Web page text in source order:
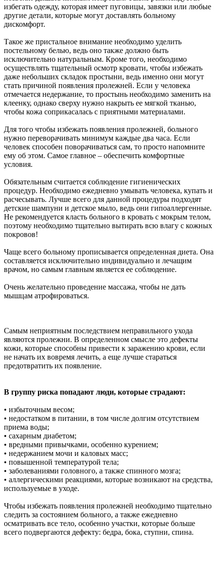
избегать одежду, которая имеет пуговицы, завязки или любые
другие детали, которые могут доставлять больному
дискомфорт.
Такое же пристальное внимание необходимо уделить
постельному белью, ведь оно также должно быть
исключительно натуральным. Кроме того, необходимо
осуществлять тщательный осмотр кровати, чтобы избежать
даже небольших складок простыни, ведь именно они могут
стать причиной появления пролежней. Если у человека
отмечается недержание, то простынь необходимо заменить на
клеенку, однако сверху нужно накрыть ее мягкой тканью,
чтобы кожа соприкасалась с приятными материалами.
Для того чтобы избежать появления пролежней, больного
нужно переворачивать минимум каждые два часа. Если
человек способен поворачиваться сам, то просто напомните
ему об этом. Самое главное – обеспечить комфортные
условия.
Обязательным считается соблюдение гигиенических
процедур. Необходимо ежедневно умывать человека, купать и
расчесывать. Лучше всего для данной процедуры подходят
детские шампуни и детское мыло, ведь они гипоаллергенные.
Не рекомендуется класть больного в кровать с мокрым телом,
поэтому необходимо тщательно вытирать всю влагу с кожных
покровов!
Чаще всего больному прописывается определенная диета. Она
составляется исключительно индивидуально и лечащим
врачом, но самым главным является ее соблюдение.
Очень желательно проведение массажа, чтобы не дать
мышцам атрофироваться.
Самым неприятным последствием неправильного ухода
являются пролежни. В определенном смысле это дефекты
кожи, которые способны привести к заражению крови, если
не начать их вовремя лечить, а еще лучше стараться
предотвратить их появление.
В группу риска попадают люди, которые страдают:
• избыточным весом;
• недостатком в питании, в том числе долгим отсутствием
приема воды;
• сахарным диабетом;
• вредными привычками, особенно курением;
• недержанием мочи и каловых масс;
• повышенной температурой тела;
• заболеваниями головного, а также спинного мозга;
• аллергическими реакциями, которые возникают на средства,
используемые в уходе.
Чтобы избежать появления пролежней необходимо тщательно
следить за состоянием больного, а также ежедневно
осматривать все тело, особенно участки, которые больше
всего подвергаются дефекту: бедра, бока, ступни, спина.